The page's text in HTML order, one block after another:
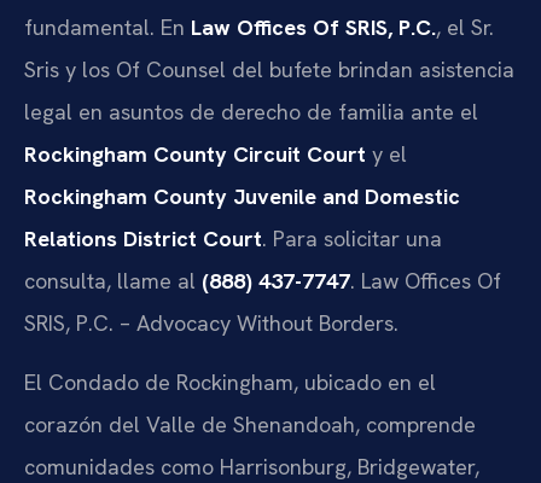
fundamental. En Law Offices Of SRIS, P.C., el Sr.
Sris y los Of Counsel del bufete brindan asistencia
legal en asuntos de derecho de familia ante el
Rockingham County Circuit Court y el
Rockingham County Juvenile and Domestic
Relations District Court. Para solicitar una
consulta, llame al (888) 437-7747. Law Offices Of
SRIS, P.C. – Advocacy Without Borders.
El Condado de Rockingham, ubicado en el
corazón del Valle de Shenandoah, comprende
comunidades como Harrisonburg, Bridgewater,